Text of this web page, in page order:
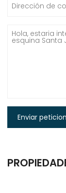
Enviar peticion